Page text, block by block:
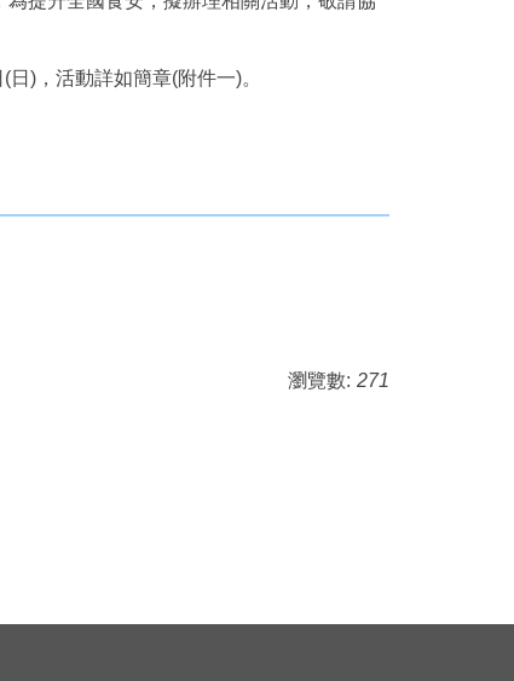
)，活動詳如簡章(附件一)。
瀏覽數: 271